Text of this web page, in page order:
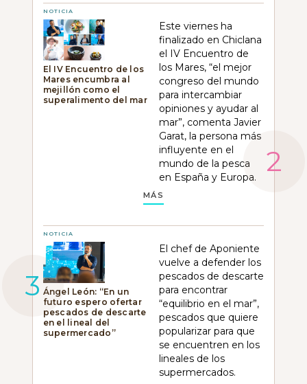
NOTICIA
El IV Encuentro de los
Mares encumbra al
mejillón como el
superalimento del mar
Este viernes ha
finalizado en Chiclana
el IV Encuentro de
los Mares, “el mejor
congreso del mundo
para intercambiar
opiniones y ayudar al
mar”, comenta Javier
Garat, la persona más
influyente en el
mundo de la pesca
en España y Europa.
MÁS
NOTICIA
Ángel León: “En un
futuro espero ofertar
pescados de descarte
en el lineal del
supermercado”
El chef de Aponiente
vuelve a defender los
pescados de descarte
para encontrar
“equilibrio en el mar”,
pescados que quiere
popularizar para que
se encuentren en los
lineales de los
supermercados.